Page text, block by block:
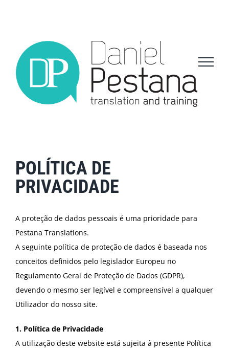
POLÍTICA DE
PRIVACIDADE
A proteção de dados pessoais é uma prioridade para
Pestana Translations.
A seguinte política de proteção de dados é baseada nos
conceitos definidos pelo legislador Europeu no
Regulamento Geral de Proteção de Dados (GDPR),
devendo o mesmo ser legível e compreensível a qualquer
Utilizador do nosso site.
1. Política de Privacidade
A utilização deste website está sujeita à presente Política